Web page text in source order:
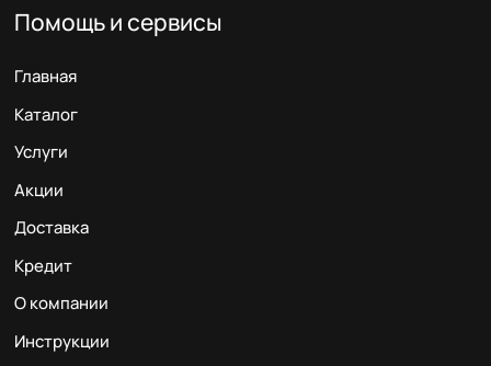
Помощь и сервисы
Главная
Каталог
Услуги
Акции
Доставка
Кредит
О компании
Инструкции